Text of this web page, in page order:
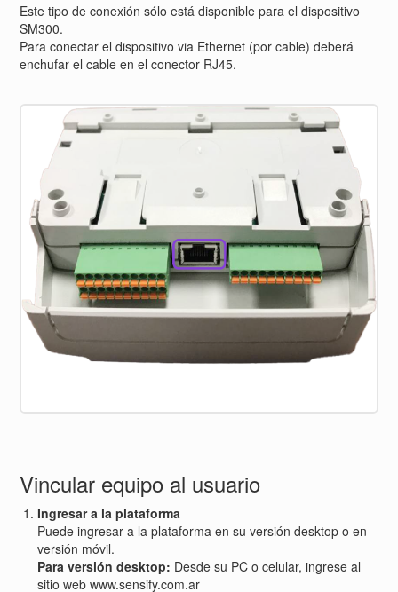
Este tipo de conexión sólo está disponible para el dispositivo
SM300.
Para conectar el dispositivo via Ethernet (por cable) deberá
enchufar el cable en el conector RJ45.
Vincular equipo al usuario
Ingresar a la plataforma
Puede ingresar a la plataforma en su versión desktop o en
versión móvil.
Para versión desktop: Desde su PC o celular, ingrese al
sitio web www.sensify.com.ar